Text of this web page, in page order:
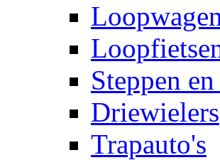
Steppen
Driewielers
Trapauto's